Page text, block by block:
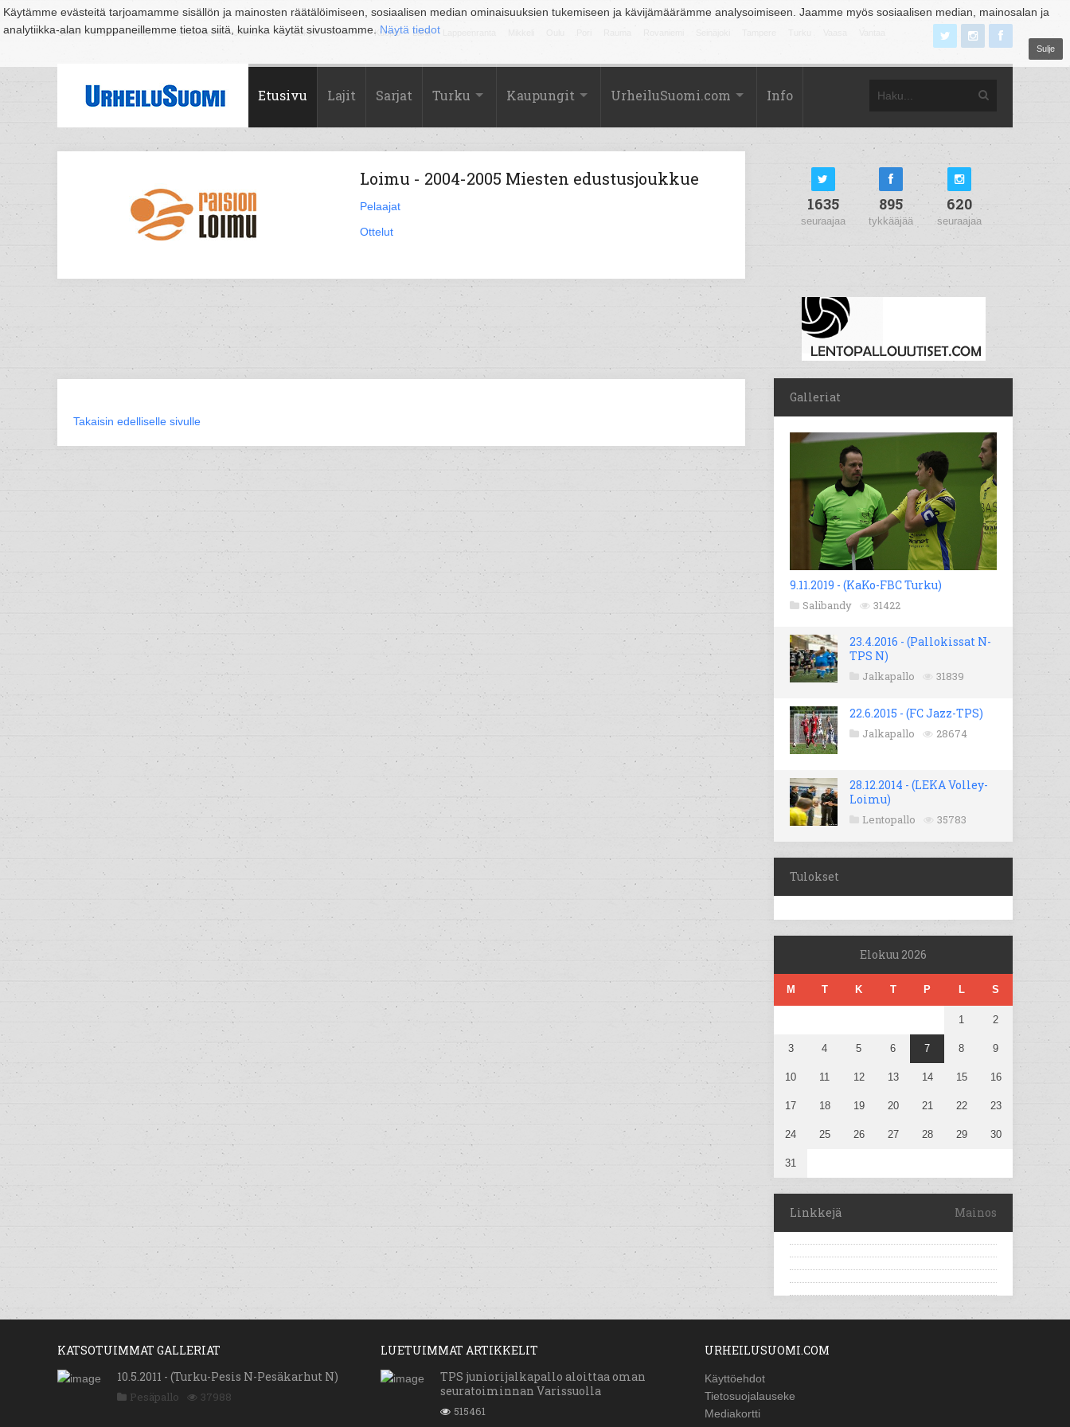
Käytämme evästeitä tarjoamamme sisällön ja mainosten räätälöimiseen, sosiaalisen median ominaisuuksien tukemiseen ja kävijämäärämme analysoimiseen. Jaamme myös sosiaalisen median, mainosalan ja
analytiikka-alan kumppaneillemme tietoa siitä, kuinka käytät sivustoamme. Näytä tiedot
Sulje
Suomi Espoo Helsinki Hämeenlinna Joensuu Jyväskylä Kouvola Kuopio Lahti
Etusivu Lajit Sarjat Turku Kaupungit UrheiluSuomi.com Info
Loimu - 2004-2005 Miesten edustusjoukkue
Pelaajat
Ottelut
Takaisin edelliselle sivulle
1635
seuraajaa
895
tykkääjää
620
seuraajaa
Galleriat
9.11.2019 - (KaKo-FBC Turku)
Salibandy 31422
23.4.2016 - (Pallokissat N-
TPS N)
Jalkapallo 31839
22.6.2015 - (FC Jazz-TPS)
Jalkapallo 28674
28.12.2014 - (LEKA Volley-
Loimu)
Lentopallo 35783
Tulokset
Elokuu 2026
M T K T P L S
1 2
3 4 5 6 7 8 9
10 11 12 13 14 15 16
17 18 19 20 21 22 23
24 25 26 27 28 29 30
31
Linkkejä Mainos
KATSOTUIMMAT GALLERIAT
10.5.2011 - (Turku-Pesis N-Pesäkarhut N)
Pesäpallo 37988
LUETUIMMAT ARTIKKELIT
TPS juniorijalkapallo aloittaa oman
seuratoiminnan Varissuolla
515461
URHEILUSUOMI.COM
Käyttöehdot
Tietosuojalauseke
Mediakortti